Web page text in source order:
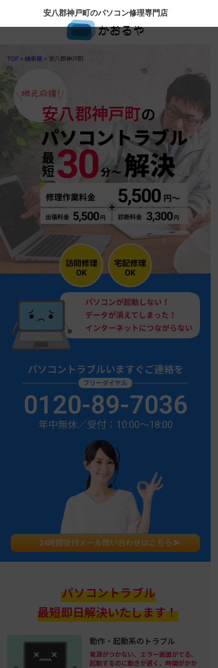
安八郡神戸町のパソコン修理専門店
TOP > 岐阜県 > 安八郡神戸町
安八郡神戸町の
パソコントラブルいますぐご連絡を
フリーダイヤル
0120-89-7036
年中無休／受付：10:00〜18:00
24時間受付メール問い合わせはこちら
パソコントラブル
最短即日解決いたします！
動作・起動系のトラブル
電源がつかない、エラー画面がでる、
起動するのに動きが遅く、時間がかか